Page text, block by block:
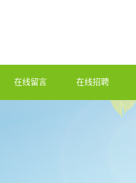
在线留言 在线招聘